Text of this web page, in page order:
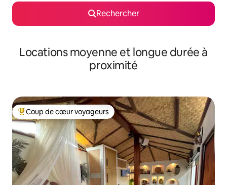
Rechercher
Locations moyenne et longue durée à
proximité
Coups de cœur voyageurs les plus appréciés
Coup de cœur voyageurs